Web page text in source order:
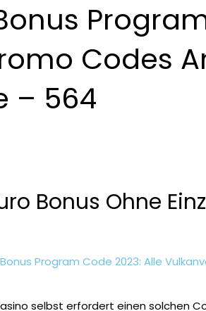
Codes
– 564
Bonus Ohne
Program Code 2023: Alle
selbst erfordert einen solchen